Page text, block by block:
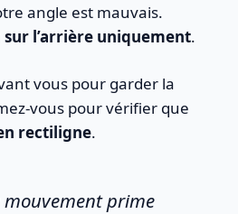
angle est mauvais.
sur l’arrière uniquement.
vous pour garder la
vous pour vérifier que
rectiligne.
prime